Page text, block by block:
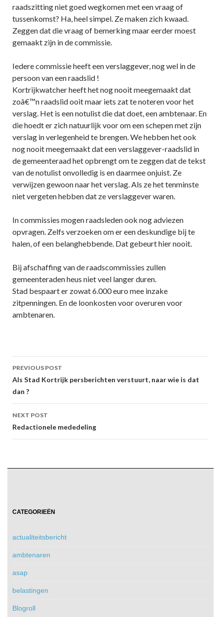
raadszitting niet goed wegkomen met een vraag of
tussenkomst? Ha, heel simpel. Ze maken zich kwaad.
Zeggen dat die vraag of bemerking maar eerder moest
gemaakt zijn in de commissie.
Iedere commissie heeft een verslaggever, nog wel in de
persoon van een raadslid !
Kortrijkwatcher heeft het nog nooit meegemaakt dat
zoâ€™n raadslid ooit maar iets zat te noteren voor het
verslag. Het is een notulist die dat doet, een ambtenaar. En
die hoedt er zich natuurlijk voor om een schepen met zijn
verslag in verlegenheid te brengen. We hebben het ook
nog nooit meegemaakt dat een verslaggever-raadslid in
de gemeenteraad het opbrengt om te zeggen dat de tekst
van de notulist onvolledig is en daarmee onjuist. Ze
verwijzen gewoon naar het verslag. Als ze het tenminste
niet vergeten hebben dat ze verslaggever waren.
In commissies mogen raadsleden ook nog adviezen
opvragen. Zelfs verzoeken om er een deskundige bij te
halen, of een belanghebbende. Dat gebeurt hier nooit.
Bij afschaffing van de raadscommissies zullen
gemeenteraden heus niet veel langer duren.
Stad bespaart er zowat 6.000 euro mee inzake
zitpenningen. En de loonkosten voor overuren voor
ambtenaren.
Post
navigation
PREVIOUS POST
Als Stad Kortrijk persberichten verstuurt, naar wie is dat
dan ?
NEXT POST
Redactionele mededeling
CATEGORIEËN
actualiteitsbericht
ambtenaren
asap
belastingen
Blogroll